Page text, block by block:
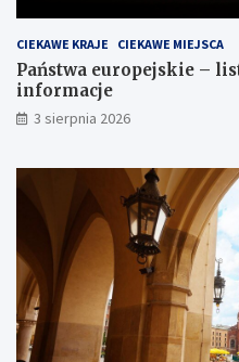
CIEKAWE KRAJE CIEKAWE MIEJSCA
Państwa europejskie –
informacje
3 sierpnia 2026